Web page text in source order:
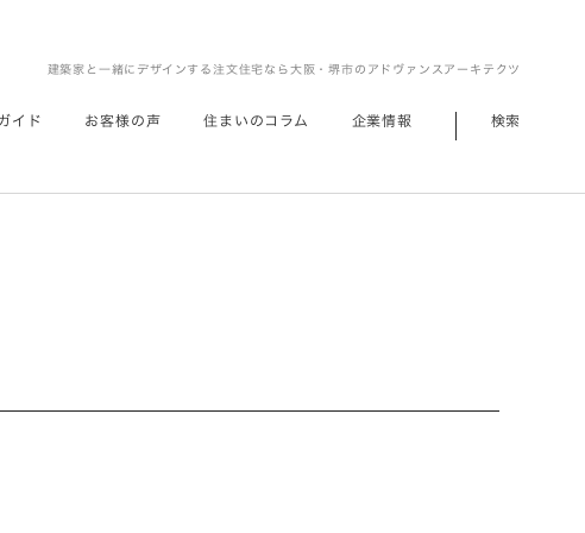
建築家と一緒にデザインする注文住宅なら大阪・堺市のアドヴァンスアーキテクツ
イド お客様の声 住まいのコラム 企業情報 検索